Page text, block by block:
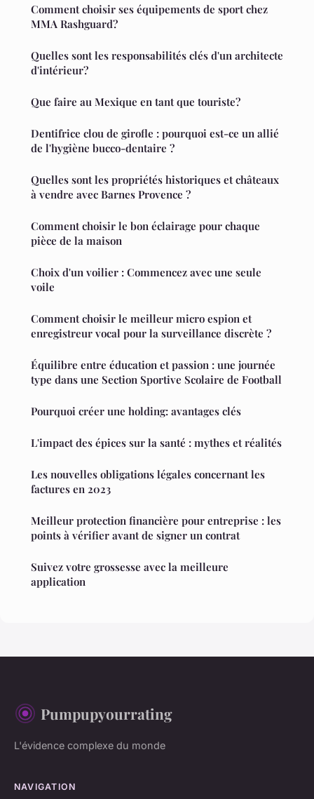
Comment choisir ses équipements de sport chez
MMA Rashguard?
Quelles sont les responsabilités clés d'un architecte
d'intérieur?
Que faire au Mexique en tant que touriste?
Dentifrice clou de girofle : pourquoi est-ce un allié
de l'hygiène bucco-dentaire ?
Quelles sont les propriétés historiques et châteaux
à vendre avec Barnes Provence ?
Comment choisir le bon éclairage pour chaque
pièce de la maison
Choix d'un voilier : Commencez avec une seule
voile
Comment choisir le meilleur micro espion et
enregistreur vocal pour la surveillance discrète ?
Équilibre entre éducation et passion : une journée
type dans une Section Sportive Scolaire de Football
Pourquoi créer une holding: avantages clés
L'impact des épices sur la santé : mythes et réalités
Les nouvelles obligations légales concernant les
factures en 2023
Meilleur protection financière pour entreprise : les
points à vérifier avant de signer un contrat
Suivez votre grossesse avec la meilleure
application
Pumpupyourrating
L'évidence complexe du monde
NAVIGATION